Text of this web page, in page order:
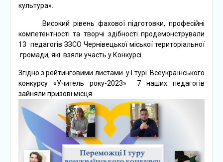
культура».
Високий рівень фахової підготовки, професійні
компетентності та творчі здібності продемонстрували
13 педагогів ЗЗСО Чернівецької міської територіальної
громади, які взяли участь у Конкурсі.
Згідно з рейтинговими листами у І турі Всеукраїнського
конкурсу «Учитель року-2023» 7 наших педагогів
зайняли призові місця.